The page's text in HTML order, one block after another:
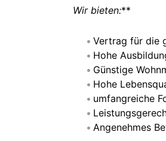
Wir bieten:**
Vertrag für die
Hohe
Günstige
Hohe
umfangreiche
Angenehmes